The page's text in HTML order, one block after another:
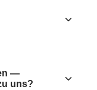
—
uns?